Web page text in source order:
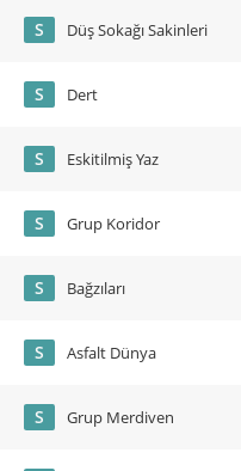
S Düş Sokağı Sakinleri
S Dert
S Eskitilmiş Yaz
S Grup Koridor
S Bağzıları
S Asfalt Dünya
S Grup Merdiven